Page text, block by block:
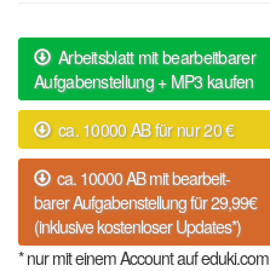
Arbeitsblatt mit bearbeitbarer
Aufgabenstellung + MP3 kaufen
ca. 10000 AB für nur 20 €
ca. 10000 AB mit bearbeit-
barer Aufgabenstellung für 29,99€
(inklusive kostenloser Updates*)
* nur mit einem Account auf eduki.com